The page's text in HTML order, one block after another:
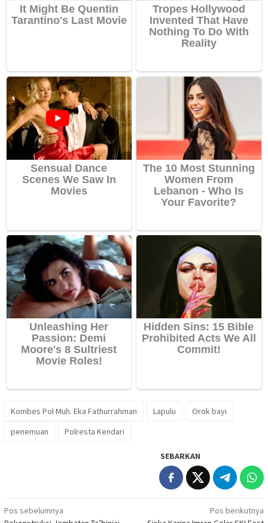
Kombes Pol Muh. Eka Fathurrahman Lapulu
Orok bayi
penemuan
Polresta Kendari
SEBARKAN
Navigasi
Pos sebelumnya
Pos berikutnya